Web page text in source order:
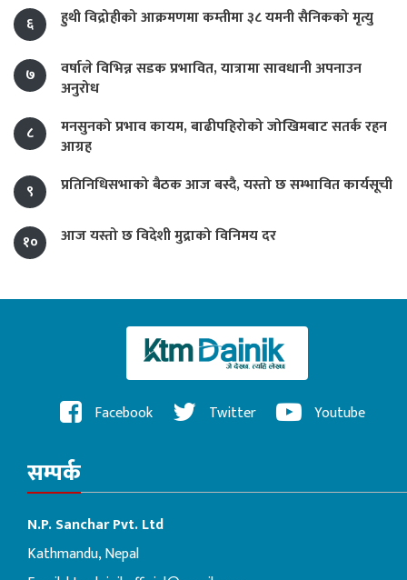
६
हुथी विद्रोहीको आक्रमणमा कम्तीमा ३८ यमनी सैनिकको मृत्यु
७
वर्षाले विभिन्न सडक प्रभावित, यात्रामा सावधानी अपनाउन
अनुरोध
८
मनसुनको प्रभाव कायम, बाढीपहिरोको जोखिमबाट सतर्क रहन
आग्रह
९
प्रतिनिधिसभाको बैठक आज बस्दै, यस्तो छ सम्भावित कार्यसूची
१० आज यस्तो छ विदेशी मुद्राको विनिमय दर
Facebook Twitter Youtube
सम्पर्क
N.P. Sanchar Pvt. Ltd
Kathmandu, Nepal